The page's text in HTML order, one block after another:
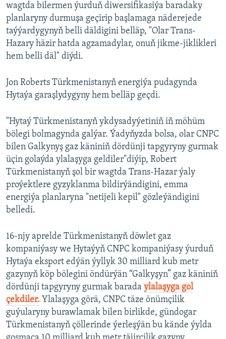
wagtda bilermen ýurduň diwersifikasiýa baradaky
planlaryny durmuşa geçirip başlamaga näderejede
taýýardygynyň belli däldigini belläp, "Olar Trans-
Hazary häzir hatda agzamadylar, onuň jikme-jiklikleri
hem belli däl" diýdi.
Jon Roberts Türkmenistanyň energiýa pudagynda
Hytaýa garaşlydygyny hem belläp geçdi.
"Hytaý Türkmenistanyň ykdysadyýetiniň iň möhüm
bölegi bolmagynda galýar. Ýadyňyzda bolsa, olar CNPC
bilen Galkynyş gaz käniniň dördünji tapgyryny gurmak
üçin golaýda ylalaşyga geldiler"diýip, Robert
Türkmenistanyň şol bir wagtda Trans-Hazar ýaly
proýektlere gyzyklanma bildirýändigini, emma
energiýa planlaryna "netijeli kepil" gözleýändigini
belledi.
16-njy aprelde Türkmenistanyň döwlet gaz
kompaniýasy we Hytaýyň CNPC kompaniýasy ýurduň
Hytaýa eksport edýän ýyllyk 30 milliard kub metr
gazynyň köp bölegini öndürýän “Galkyşyn” gaz käniniň
dördünji tapgyryny gurmak barada ylalaşyga gol
çekdiler. Ylalaşyga görä, CNPC täze önümçilik
guýularyny burawlamak bilen birlikde, gündogar
Türkmenistanyň çöllerinde ýerleşýän bu kände ýylda